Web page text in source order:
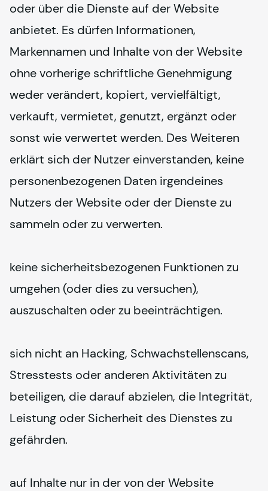
oder über die Dienste auf der Website
anbietet. Es dürfen Informationen,
Markennamen und Inhalte von der Website
ohne vorherige schriftliche Genehmigung
weder verändert, kopiert, vervielfältigt,
verkauft, vermietet, genutzt, ergänzt oder
sonst wie verwertet werden. Des Weiteren
erklärt sich der Nutzer einverstanden, keine
personenbezogenen Daten irgendeines
Nutzers der Website oder der Dienste zu
sammeln oder zu verwerten.
keine sicherheitsbezogenen Funktionen zu
umgehen (oder dies zu versuchen),
auszuschalten oder zu beeinträchtigen.
sich nicht an Hacking, Schwachstellenscans,
Stresstests oder anderen Aktivitäten zu
beteiligen, die darauf abzielen, die Integrität,
Leistung oder Sicherheit des Dienstes zu
gefährden.
auf Inhalte nur in der von der Website